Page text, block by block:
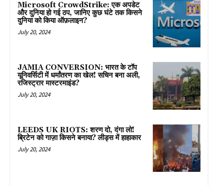
Microsoft CrowdStrike: एक अपडेट
और दुनिया हो गई ठप, जानिए कुछ घंटे तक किसने
दुनिया को किया ऑफ़लाइन?
July 20, 2024
JAMIA CONVERSION: भारत के टॉप
यूनिवर्सिटी में धर्मांतरण का खेल! सचिन बना अली,
रजिस्ट्रार मास्टरमाइंड?
July 20, 2024
LEEDS UK RIOTS: शरण दो, दंगा लो!
ब्रिटेन को गाज़ा किसने बनाया? लीड्स में हाहाकार
July 20, 2024